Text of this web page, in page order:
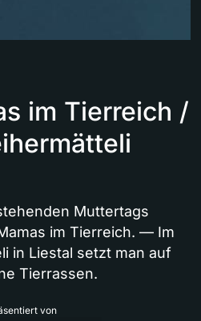
im Tierreich /
Muttertags
im Tierreich. — Im
in Liestal setzt man auf
Tierrassen.
von